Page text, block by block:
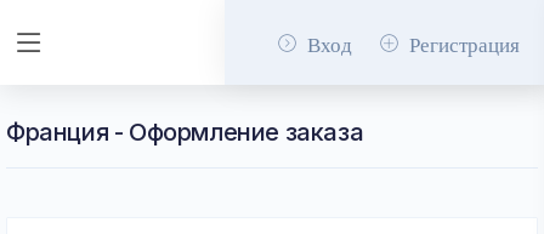
Вход Регистрация
Франция - Оформление заказа